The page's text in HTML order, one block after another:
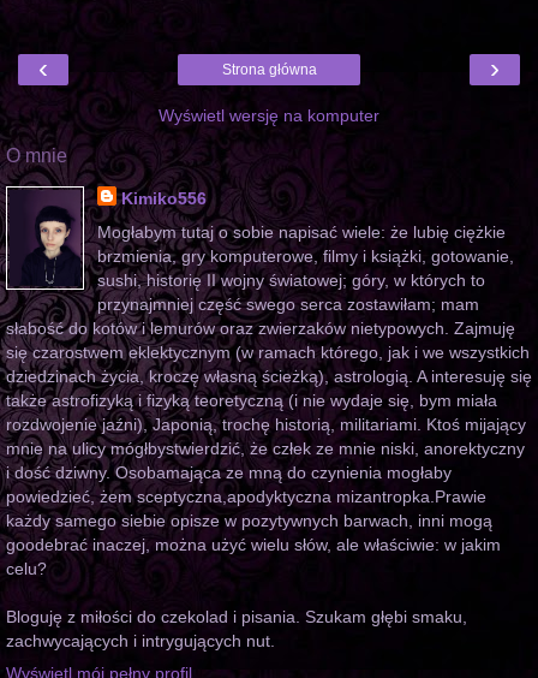
‹ ›
Strona główna
Wyświetl wersję na komputer
O mnie
Kimiko556
Mogłabym tutaj o sobie napisać wiele: że lubię ciężkie
brzmienia, gry komputerowe, filmy i książki, gotowanie,
sushi, historię II wojny światowej; góry, w których to
przynajmniej część swego serca zostawiłam; mam
słabość do kotów i lemurów oraz zwierzaków nietypowych. Zajmuję
się czarostwem eklektycznym (w ramach którego, jak i we wszystkich
dziedzinach życia, kroczę własną ścieżką), astrologią. A interesuję się
także astrofizyką i fizyką teoretyczną (i nie wydaje się, bym miała
rozdwojenie jaźni), Japonią, trochę historią, militariami. Ktoś mijający
mnie na ulicy mógłbystwierdzić, że człek ze mnie niski, anorektyczny
i dość dziwny. Osobamająca ze mną do czynienia mogłaby
powiedzieć, żem sceptyczna,apodyktyczna mizantropka.Prawie
każdy samego siebie opisze w pozytywnych barwach, inni mogą
goodebrać inaczej, można użyć wielu słów, ale właściwie: w jakim
celu?
Bloguję z miłości do czekolad i pisania. Szukam głębi smaku,
zachwycających i intrygujących nut.
Wyświetl mój pełny profil